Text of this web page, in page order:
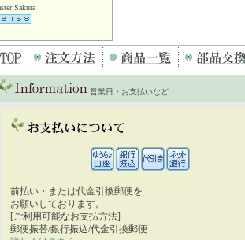
Sakura
営業日・お支払いなど
前払い・または代金引換郵便を
お願いしております。
[ご利用可能なお支払方法]
郵便振替/銀行振込/代金引換郵便